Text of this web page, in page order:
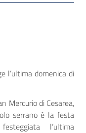
l’ultima domenica di
Mercurio di Cesarea,
serrano è la festa
l’ultima